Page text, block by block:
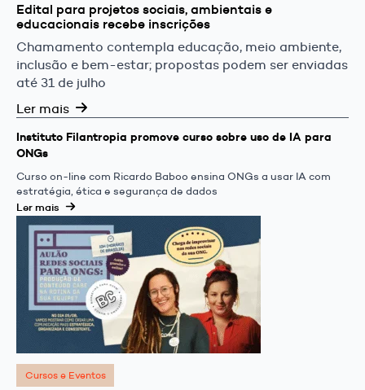
Edital para projetos sociais, ambientais e
educacionais recebe inscrições
Chamamento contempla educação, meio ambiente,
inclusão e bem-estar; propostas podem ser enviadas
até 31 de julho
Ler mais
Instituto Filantropia promove curso sobre uso de IA para
ONGs
Curso on-line com Ricardo Baboo ensina ONGs a usar IA com
estratégia, ética e segurança de dados
Ler mais
Cursos e Eventos